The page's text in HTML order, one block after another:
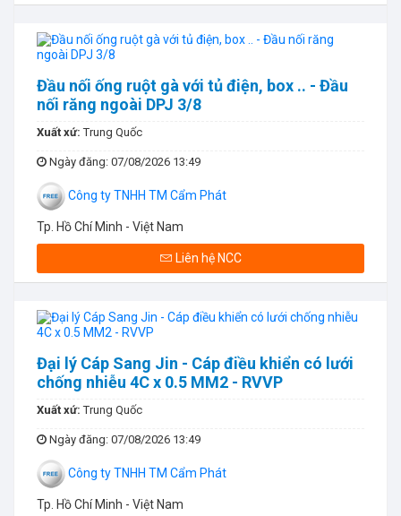
Đầu nối ống ruột gà với tủ điện, box .. - Đầu
nối răng ngoài DPJ 3/8
Xuất xứ:Trung Quốc
Ngày đăng: 07/08/2026 13:49
Công ty TNHH TM Cẩm Phát
Tp. Hồ Chí Minh - Việt Nam
Liên hệ NCC
Đại lý Cáp Sang Jin - Cáp điều khiển có lưới
chống nhiễu 4C x 0.5 MM2 - RVVP
Xuất xứ:Trung Quốc
Ngày đăng: 07/08/2026 13:49
Công ty TNHH TM Cẩm Phát
Tp. Hồ Chí Minh - Việt Nam